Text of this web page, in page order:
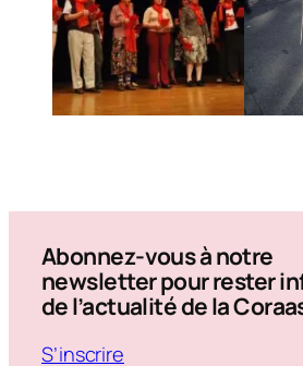
Abonnez-vous à notre
newsletter pour rester
de l’actualité de la
S’inscrire